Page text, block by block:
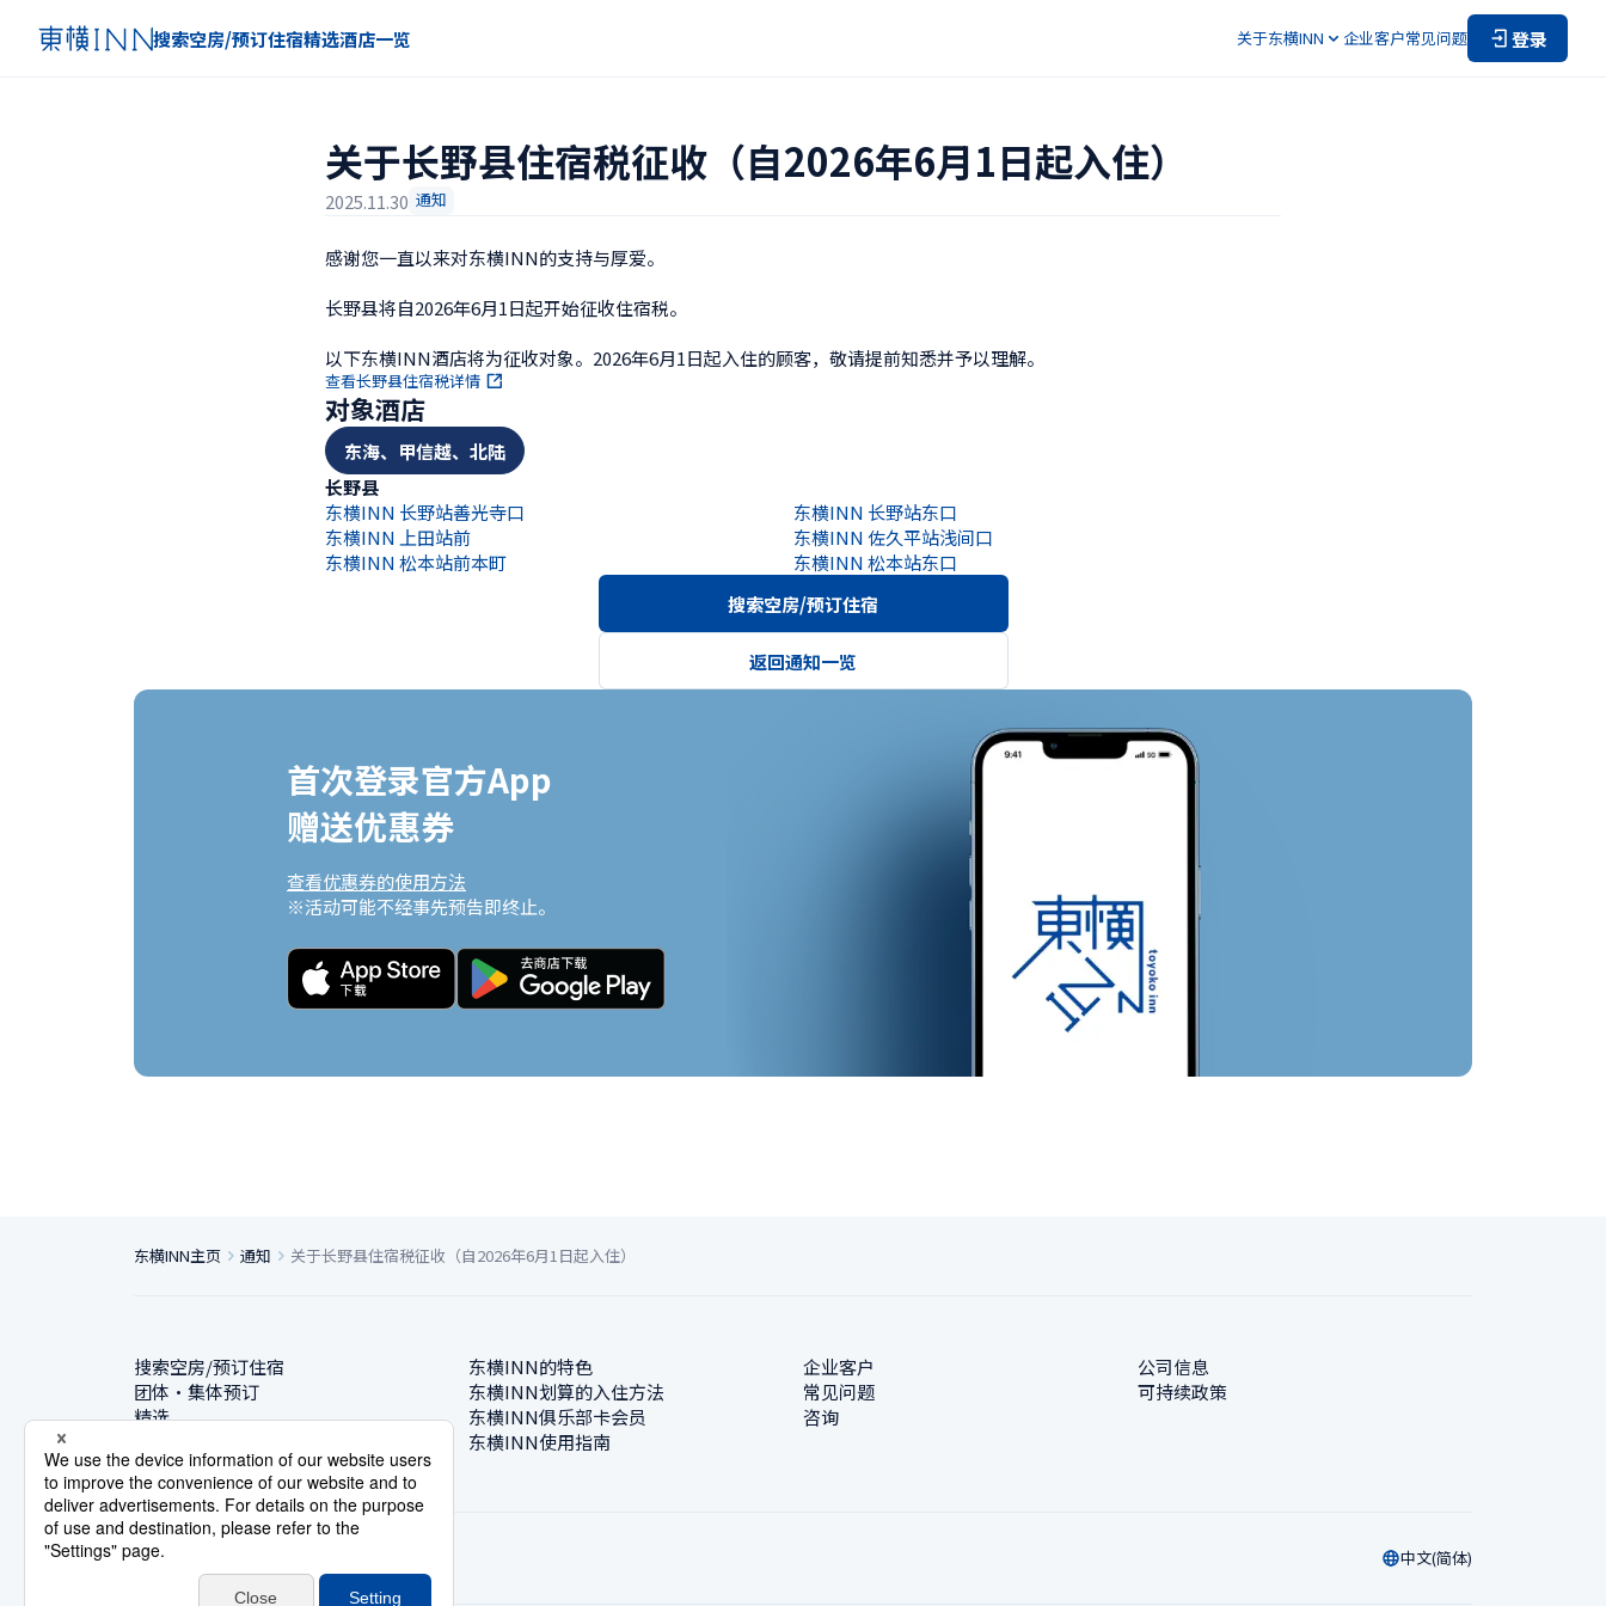
搜索空房/预订住宿精选酒店一览 关于东横INN 企业客户常见问题 登录
关于长野县住宿税征收（自2026年6月1日起入住）
2025.11.30 通知
感谢您一直以来对东横INN的支持与厚爱。
长野县将自2026年6月1日起开始征收住宿税。
以下东横INN酒店将为征收对象。2026年6月1日起入住的顾客，敬请提前知悉并予以理解。
查看长野县住宿税详情
对象酒店
东海、甲信越、北陆
长野县
东横INN 长野站善光寺口
东横INN 长野站东口
东横INN 上田站前
东横INN 佐久平站浅间口
东横INN 松本站前本町
东横INN 松本站东口
搜索空房/预订住宿
返回通知一览
首次登录官方App
赠送优惠券
查看优惠券的使用方法
※活动可能不经事先预告即终止。
东横INN主页 通知 关于长野县住宿税征收（自2026年6月1日起入住）
搜索空房/预订住宿
团体・集体预订
精选
东横INN的特色
东横INN划算的入住方法
东横INN俱乐部卡会员
东横INN使用指南
企业客户
常见问题
咨询
公司信息
可持续政策
中文(简体)